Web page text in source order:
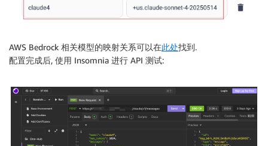
AWS Bedrock 相关模型的映射关系可以在此处找到.
配置完成后, 使用 Insomnia 进行 API 测试: